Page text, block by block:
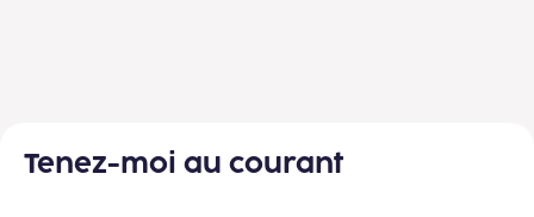
Tenez-moi au courant